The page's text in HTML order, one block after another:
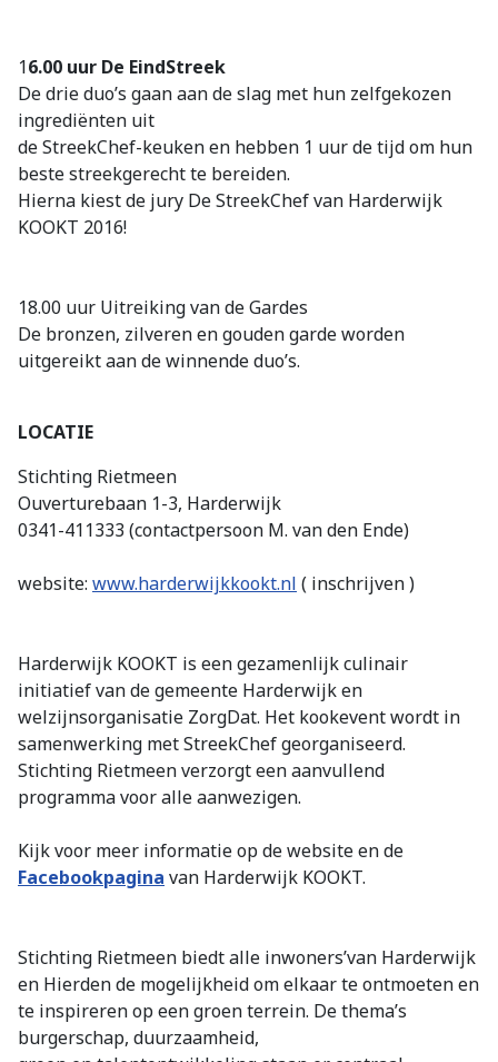
16.00 uur De EindStreek
De drie duo’s gaan aan de slag met hun zelfgekozen
ingrediënten uit
de StreekChef-keuken en hebben 1 uur de tijd om hun
beste streekgerecht te bereiden.
Hierna kiest de jury De StreekChef van Harderwijk
KOOKT 2016!
18.00 uur Uitreiking van de Gardes
De bronzen, zilveren en gouden garde worden
uitgereikt aan de winnende duo’s.
LOCATIE
Stichting Rietmeen
Ouverturebaan 1-3, Harderwijk
0341-411333 (contactpersoon M. van den Ende)
website: www.harderwijkkookt.nl ( inschrijven )
Harderwijk KOOKT is een gezamenlijk culinair
initiatief van de gemeente Harderwijk en
welzijnsorganisatie ZorgDat. Het kookevent wordt in
samenwerking met StreekChef georganiseerd.
Stichting Rietmeen verzorgt een aanvullend
programma voor alle aanwezigen.
Kijk voor meer informatie op de website en de
Facebookpagina van Harderwijk KOOKT.
Stichting Rietmeen biedt alle inwoners’van Harderwijk
en Hierden de mogelijkheid om elkaar te ontmoeten en
te inspireren op een groen terrein. De thema’s
burgerschap, duurzaamheid,